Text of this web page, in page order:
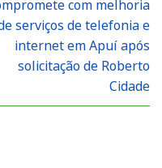
com melhoria
serviços de telefonia e
internet em Apuí após
solicitação de Roberto
Cidade